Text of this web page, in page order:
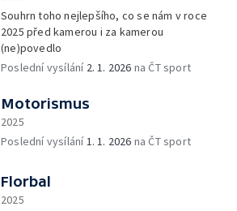
Souhrn toho nejlepšího, co se nám v roce
2025 před kamerou i za kamerou
(ne)povedlo
Poslední vysílání 2. 1. 2026 na ČT sport
Motorismus
2025
Poslední vysílání1. 1. 2026 na ČT sport
Florbal
2025